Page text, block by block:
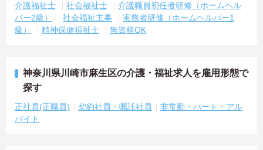
介護福祉士 社会福祉士
介護職員初任者研修（ホームヘル
パー2級）
社会福祉主事
実務者研修（ホームヘルパー1
級）
精神保健福祉士 無資格OK
神奈川県川崎市麻生区の介護・福祉求人を雇用形態で
探す
正社員(正職員) 契約社員・嘱託社員
非常勤・パート・アル
バイト